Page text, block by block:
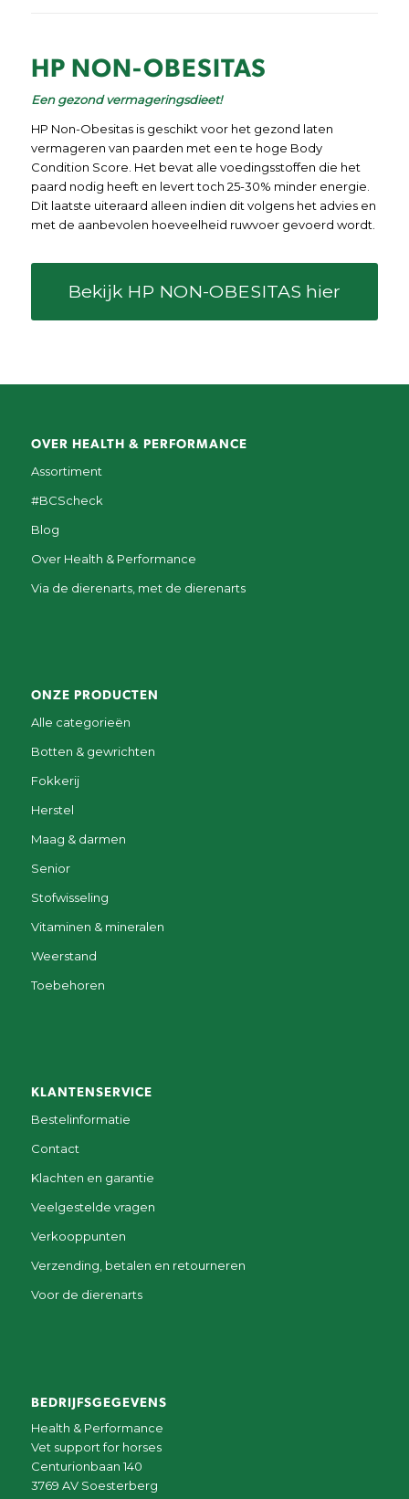
HP NON-OBESITAS
Een gezond vermageringsdieet!
HP Non-Obesitas is geschikt voor het gezond laten
vermageren van paarden met een te hoge Body
Condition Score. Het bevat alle voedingsstoffen die het
paard nodig heeft en levert toch 25-30% minder energie.
Dit laatste uiteraard alleen indien dit volgens het advies en
met de aanbevolen hoeveelheid ruwvoer gevoerd wordt.
Bekijk HP NON-OBESITAS hier
OVER HEALTH & PERFORMANCE
Assortiment
#BCScheck
Blog
Over Health & Performance
Via de dierenarts, met de dierenarts
ONZE PRODUCTEN
Alle categorieën
Botten & gewrichten
Fokkerij
Herstel
Maag & darmen
Senior
Stofwisseling
Vitaminen & mineralen
Weerstand
Toebehoren
KLANTENSERVICE
Bestelinformatie
Contact
Klachten en garantie
Veelgestelde vragen
Verkooppunten
Verzending, betalen en retourneren
Voor de dierenarts
BEDRIJFSGEGEVENS
Health & Performance
Vet support for horses
Centurionbaan 140
3769 AV Soesterberg